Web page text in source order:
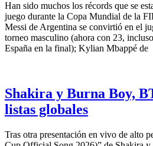
Han sido muchos los récords que se
juego durante la Copa Mundial de la
Messi de Argentina se convirtió en el
torneo masculino (ahora con 23,
España en la final); Kylian Mbappé de
Shakira y Burna Boy,
listas globales
Tras otra presentación en vivo de alto